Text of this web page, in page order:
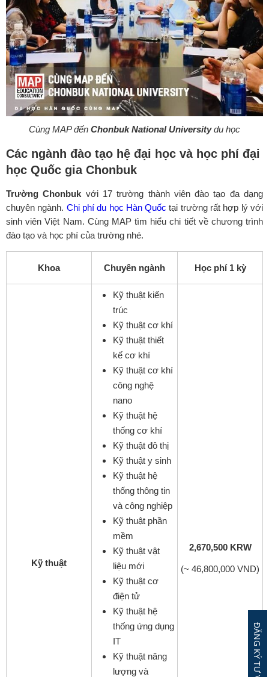
Cùng MAP đến Chonbuk National Universitydu học
Các ngành đào tạo hệ đại học và học phí đại
học Quốc gia Chonbuk
Trường Chonbuk với 17 trường thành viên đào tạo đa dạng
chuyên ngành. Chi phí du học Hàn Quốc tại trường rất hợp lý với
sinh viên Việt Nam. Cùng MAP tìm hiểu chi tiết về chương trình
đào tạo và học phí của trường nhé.
Khoa Chuyên ngành Học phí 1 kỳ
Kỹ thuật
Kỹ thuật kiến
trúc
Kỹ thuật cơ khí
Kỹ thuật thiết
kế cơ khí
Kỹ thuật cơ khí
công nghệ
nano
Kỹ thuật hệ
thống cơ khí
Kỹ thuật đô thị
Kỹ thuật y sinh
Kỹ thuật hệ
thống thông tin
và công nghiệp
Kỹ thuật phần
mềm
Kỹ thuật vật
liệu mới
Kỹ thuật cơ
điện tử
Kỹ thuật hệ
thống ứng dụng
IT
Kỹ thuật năng
lượng và
2,670,500 KRW
(~ 46,800,000 VND)